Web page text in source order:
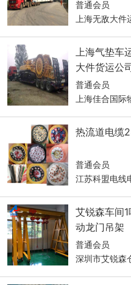
普通会员
上海无敌大件
上海气垫车
大件货运公
普通会员
上海佳合国际
热流道电缆
普通会员
江苏科盟电线
艾锐森车间
动龙门吊架
普通会员
深圳市艾锐森